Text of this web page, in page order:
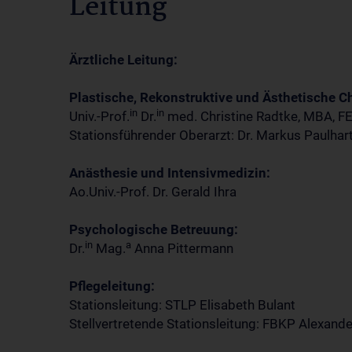
Ärztliche Leitung:
Plastische, Rekonstruktive und Ästhetische
Univ.-Prof.in Dr.in med. Christine Radtke, MBA,
Stationsführender Oberarzt: Dr. Markus Paulhart
Anästhesie und Intensivmedizin:
Ao.Univ.-Prof. Dr. Gerald Ihra
Psychologische Betreuung:
Dr.in Mag.a Anna Pittermann
Pflegeleitung:
Stationsleitung: STLP Elisabeth Bulant
Stellvertretende Stationsleitung: FBKP